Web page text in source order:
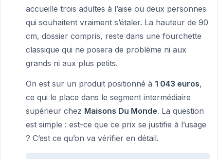
accueille trois adultes à l’aise ou deux personnes
qui souhaitent vraiment s’étaler. La hauteur de 90
cm, dossier compris, reste dans une fourchette
classique qui ne posera de problème ni aux
grands ni aux plus petits.
On est sur un produit positionné à 1 043 euros,
ce qui le place dans le segment intermédiaire
supérieur chez Maisons Du Monde. La question
est simple : est-ce que ce prix se justifie à l’usage
? C’est ce qu’on va vérifier en détail.